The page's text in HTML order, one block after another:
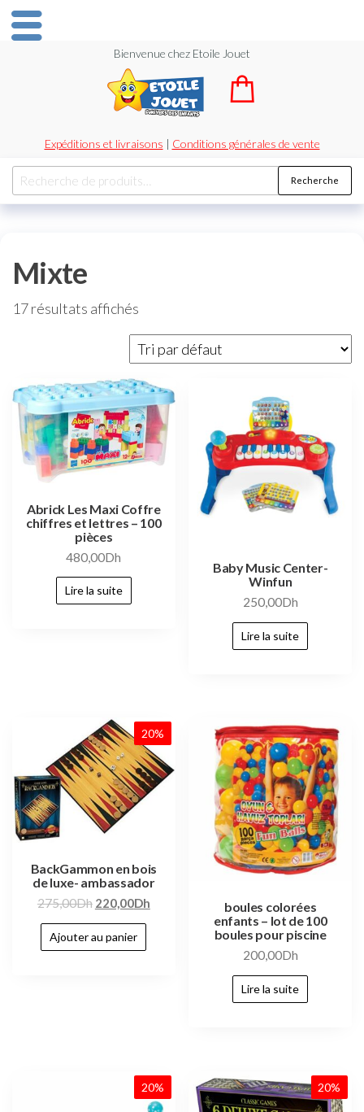
Bienvenue chez Etoile Jouet
Expéditions et livraisons | Conditions générales de vente
Recherche
Mixte
17 résultats affichés
Abrick Les Maxi Coffre
chiffres et lettres – 100
pièces
480,00Dh
Lire la suite
Baby Music Center-
Winfun
250,00Dh
Lire la suite
20%
BackGammon en bois
de luxe- ambassador
275,00Dh 220,00Dh
Ajouter au panier
boules colorées
enfants – lot de 100
boules pour piscine
200,00Dh
Lire la suite
20% 20%